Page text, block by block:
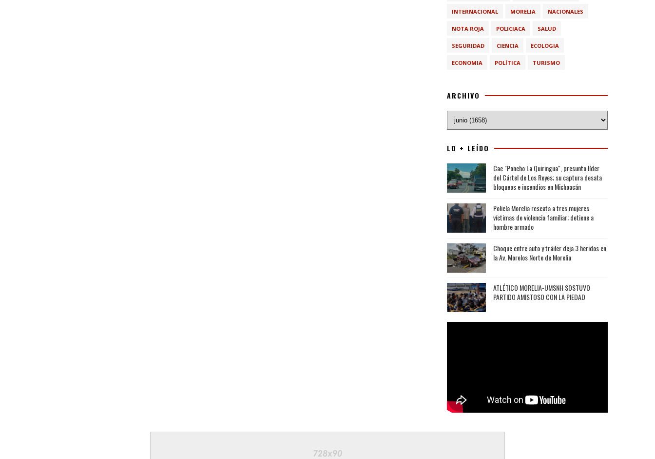
INTERNACIONAL MORELIA NACIONALES
NOTA ROJA POLICIACA SALUD
SEGURIDAD CIENCIA ECOLOGIA
ECONOMIA POLÍTICA TURISMO
ARCHIVO
LO + LEÍDO
Cae "Poncho La Quiringua", presunto líder
del Cártel de Los Reyes; su captura desata
bloqueos e incendios en Michoacán
Policía Morelia rescata a tres mujeres
víctimas de violencia familiar; detiene a
hombre armado
Choque entre auto y tráiler deja 3 heridos en
la Av. Morelos Norte de Morelia
ATLÉTICO MORELIA-UMSNH SOSTUVO
PARTIDO AMISTOSO CON LA PIEDAD